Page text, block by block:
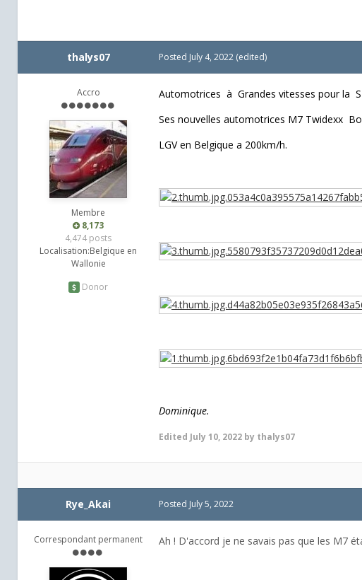
thalys07
Accro
Membre
8,173
4,474 posts
Localisation:Belgique en
Wallonie
Donor
Posted July 4, 2022 (edited)
Automotrices à Grandes vitesses pour la
Ses nouvelles automotrices M7 Twidexx
LGV en Belgique a 200km/h.
Dominique.
Edited July 10, 2022 by thalys07
Rye_Akai
Correspondant permanent
Posted July 5, 2022
Ah ! D'accord je ne savais pas que les M7